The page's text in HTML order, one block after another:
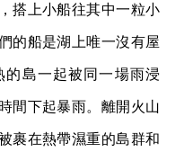
搭上小船往其中一粒小
的船是湖上唯一沒有屋
的島一起被同一場雨浸
間下起暴雨。離開火山
裹在熱帶濕重的島群和